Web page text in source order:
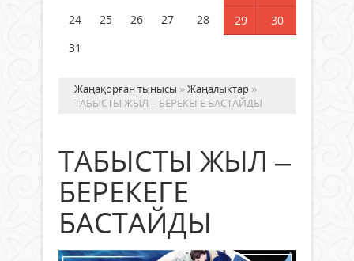
24
25 26 27 28 29
30
31
Жаңақорған тынысы »Жаңалықтар »
ТАБЫСТЫ ЖЫЛ – БЕРЕКЕГЕ БАСТАЙДЫ
ТАБЫСТЫ ЖЫЛ –
БЕРЕКЕГЕ
БАСТАЙДЫ